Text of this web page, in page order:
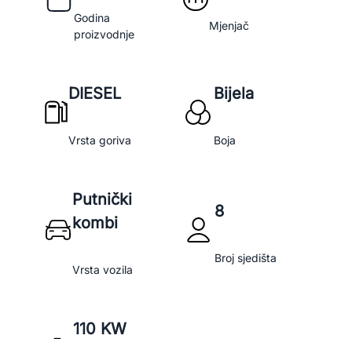
Godina
proizvodnje
Mjenjač
DIESEL
Vrsta goriva
Bijela
Boja
Putnički
kombi
Vrsta vozila
8
Broj sjedišta
110 KW